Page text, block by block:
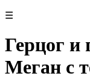
☰
Герцог и
Меган с